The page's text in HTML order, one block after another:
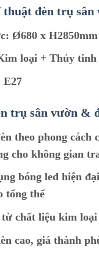
thuật đèn trụ sân
Ø680 x H2850mm
loại + Thủy tinh
E27
trụ sân vườn &
theo phong cách
cho không gian
bóng led hiện
tổng thể
chất liệu kim loại
cao, giá thành